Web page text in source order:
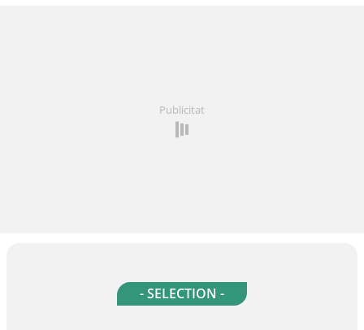
Publicitat
- SELECTION -